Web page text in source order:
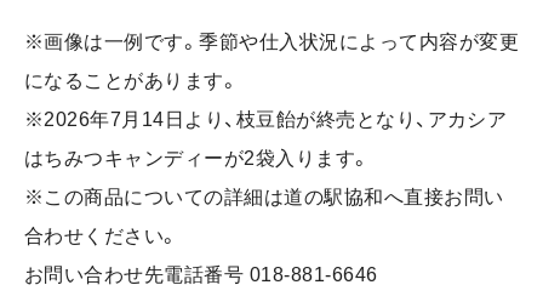
※画像は一例です。季節や仕入状況によって内容が変更
になることがあります。
※2026年7月14日より、枝豆飴が終売となり、アカシア
はちみつキャンディーが2袋入ります。
※この商品についての詳細は道の駅協和へ直接お問い
合わせください。
お問い合わせ先電話番号 018-881-6646